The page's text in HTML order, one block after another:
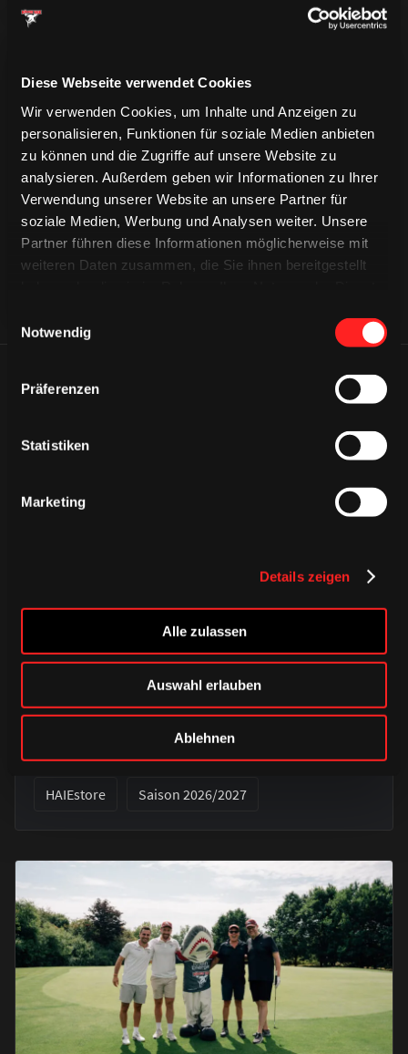
Diese Webseite verwendet Cookies
Wir verwenden Cookies, um Inhalte und Anzeigen zu
personalisieren, Funktionen für soziale Medien anbieten
zu können und die Zugriffe auf unsere Website zu
analysieren. Außerdem geben wir Informationen zu Ihrer
Verwendung unserer Website an unsere Partner für
soziale Medien, Werbung und Analysen weiter. Unsere
Partner führen diese Informationen möglicherweise mit
weiteren Daten zusammen, die Sie ihnen bereitgestellt
Notwendig
Präferenzen
Statistiken
Marketing
Details zeigen
Alle zulassen
Auswahl erlauben
Ablehnen
CAPS & CO
CAPS & CO
CAPS & CO
ÄHNLICHE NEWS
DONNERSTAG, 06. AUGUST 2026
Verbunden auf jedem Weg – unser
Auswärtstrikot 2026/2027
HAIEstore Saison 2026/2027